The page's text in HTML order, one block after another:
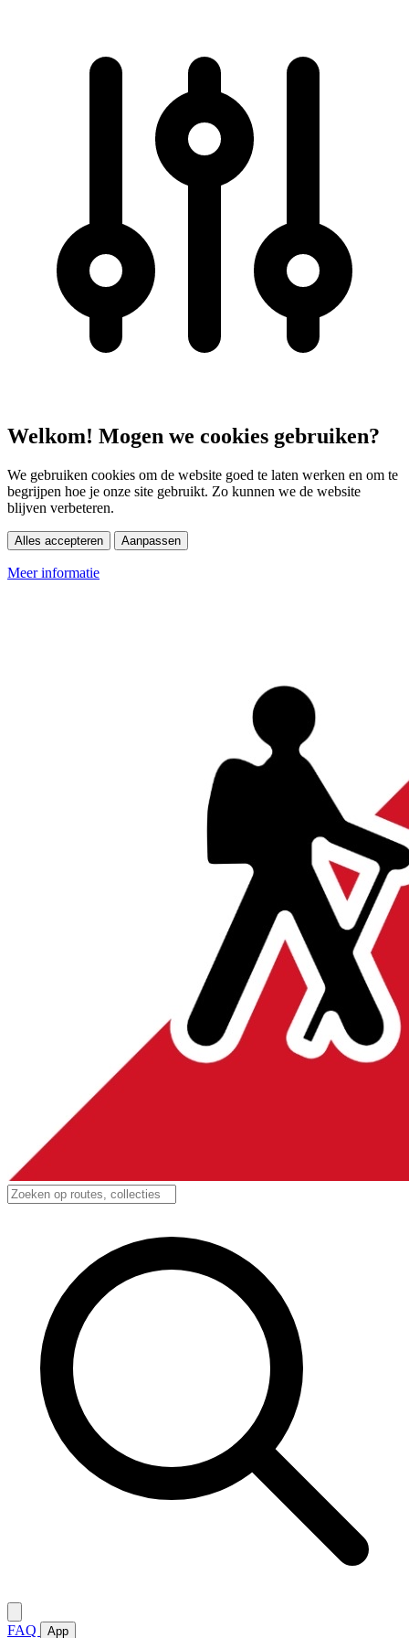
Welkom! Mogen we cookies gebruiken?
We gebruiken cookies om de website goed te laten werken en om te
begrijpen hoe je onze site gebruikt. Zo kunnen we de website
blijven verbeteren.
Alles accepteren Aanpassen
Meer informatie
FAQ App